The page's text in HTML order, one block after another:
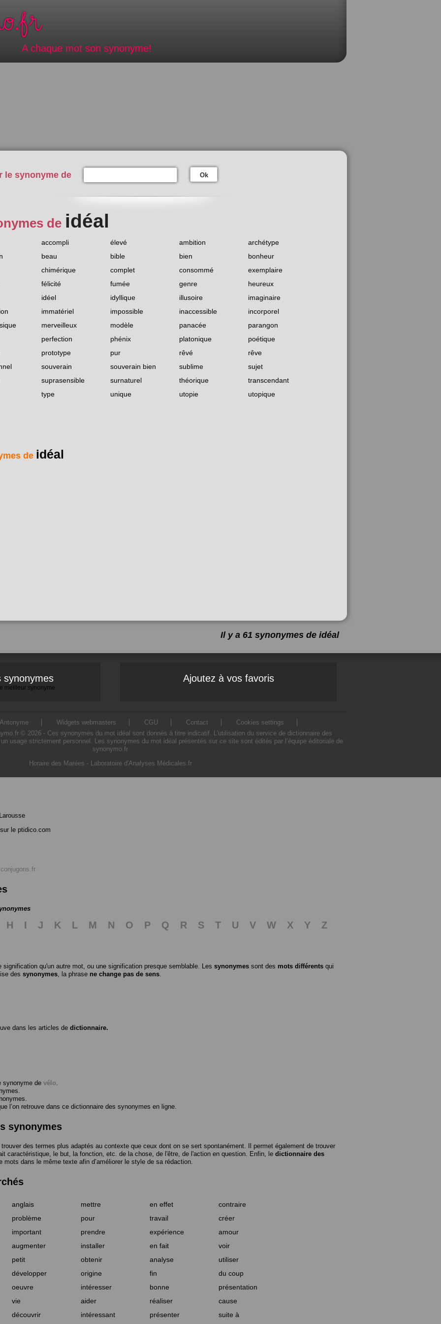
A chaque mot son synonyme!
le synonyme de Ok
de idéal
accompli élevé ambition
archétype
beau bible bien
bonheur
chimérique complet consommé
exemplaire
félicité fumée genre
heureux
idéel idyllique illusoire
imaginaire
immatériel impossible inaccessible
incorporel
merveilleux modèle panacée
parangon
perfection phénix platonique
poétique
prototype pur rêvé
rêve
souverain souverain bien sublime
sujet
suprasensible surnaturel théorique
transcendant
type unique utopie
utopique
de idéal
Il y a 61 synonymes de idéal
synonymes
meilleur synonyme
Ajoutez à vos favoris
Antonyme Widgets webmasters CGU Contact
Cookies settings
© 2026 - Ces synonymes du mot idéal sont donnés à titre indicatif. L'utilisation du service de dictionnaire des
usage strictement personnel. Les synonymes du mot idéal présentés sur ce site sont édités par l’équipe éditoriale de
synonymo.fr
Horaire des Marées - Laboratoire d'Analyses Médicales.fr
sur le ptidico.com
conjugons.fr
H I J K L M N O P Q R S T U V W X Y
Z
qu'un autre mot, ou une signification presque semblable. Les synonymes sont des mots différents qui
des synonymes, la phrase ne change pas de sens.
dans les articles de dictionnaire.
synonyme de vélo.
l’on retrouve dans ce dictionnaire des synonymes en ligne.
synonymes
trouver des termes plus adaptés au contexte que ceux dont on se sert spontanément. Il permet également de trouver
caractéristique, le but, la fonction, etc. de la chose, de l'être, de l'action en question. Enfin, le dictionnaire des
mots dans le même texte afin d’améliorer le style de sa rédaction.
anglais mettre en effet
contraire
problème pour travail
créer
important prendre expérience
amour
augmenter installer en fait
voir
petit obtenir analyse
utiliser
développer origine fin
du coup
oeuvre intéresser bonne
présentation
vie aider réaliser
cause
découvrir intéressant présenter suite à